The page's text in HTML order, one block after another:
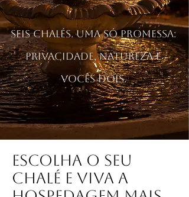
seis chalés. Uma só promessa:
privacidade, natureza e
vocês dois.
Escolha o seu
chalé e viva a